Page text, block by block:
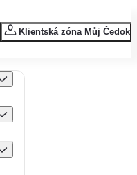
Klientská zóna Můj Čedok